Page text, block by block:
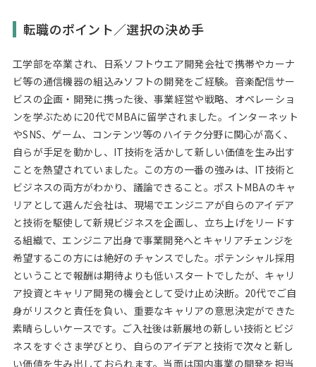
転職のポイント／選択の決め手
工学部を卒業され、日系ソフトウエア開発会社で携帯やカーナ
ビ等の通信機器の組込みソフトの開発をご経験。音楽配信サー
ビスの企画・開発に携った後、事業経営や戦略、オペレーショ
ンを学ぶために20代でMBAに留学されました。インターネット
やSNS、ゲーム、コンテンツ等のハイテク分野に関心が高く、
自らが手足を動かし、IT技術を活かして新しい価値を生み出す
ことを熱望されていました。この方の一番の強みは、IT技術と
ビジネスの両方がわかり、議論できること。ポストMBAのキャ
リアとして選んだ会社は、現場でエンジニアが自らのアイデア
と技術を駆使して新規ビジネスを企画し、立ち上げをリードす
る組織で、エンジニア出身で事業開発へとキャリアチェンジを
希望するこの方には絶好のチャンスでした。ポテンシャル採用
ということで報酬は期待よりも低いスタートでしたが、キャリ
ア投資とキャリア開発の機会として受け止め決断。20代でご自
身がリスクと責任を負い、重要なキャリアの意思決定ができた
素晴らしいケースです。ご入社後は新展地の新しい技術とビジ
ネスをすぐさま学びとり、自らのアイデアと技術で次々と新し
い価値を生み出しておられます。当面は国内事業の開発を担当